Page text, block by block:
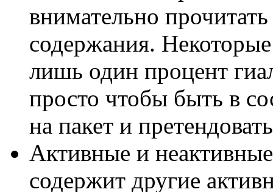
внимательно
содержания.
лишь один процент
просто чтобы быть в
на пакет и
Активные и
содержит другие